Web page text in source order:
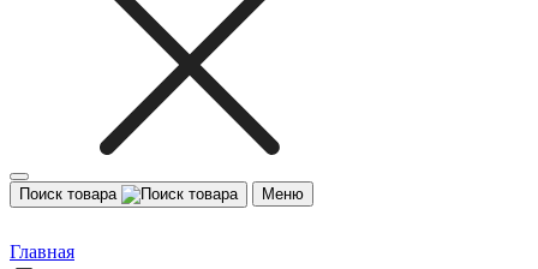
Поиск товара Меню
Главная